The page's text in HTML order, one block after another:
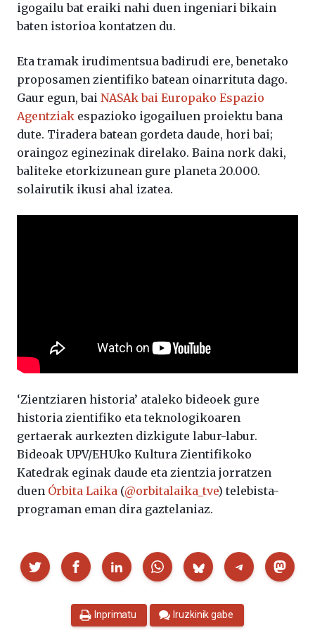
igogailu bat eraiki nahi duen ingeniari bikain
baten istorioa kontatzen du.
Eta tramak irudimentsua badirudi ere, benetako
proposamen zientifiko batean oinarrituta dago.
Gaur egun, bai NASAk bai Europako Espazio
Agentziak espazioko igogailuen proiektu bana
dute. Tiradera batean gordeta daude, hori bai;
oraingoz eginezinak direlako. Baina nork daki,
baliteke etorkizunean gure planeta 20.000.
solairutik ikusi ahal izatea.
‘Zientziaren historia’ ataleko bideoek gure
historia zientifiko eta teknologikoaren
gertaerak aurkezten dizkigute labur-labur.
Bideoak UPV/EHUko Kultura Zientifikoko
Katedrak eginak daude eta zientzia jorratzen
duen Órbita Laika (@orbitalaika_tve) telebista-
programan eman dira gaztelaniaz.
Partekatu
Inprimatu Iruzkinik gabe